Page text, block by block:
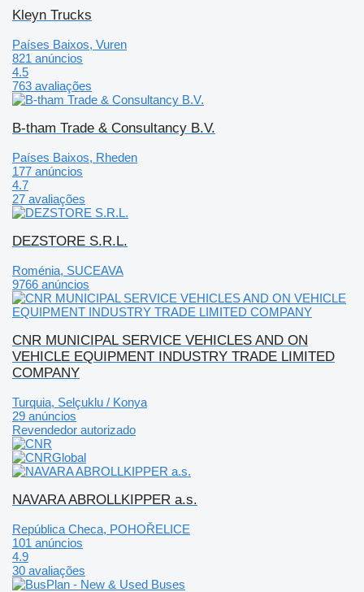
Kleyn Trucks
Países Baixos, Vuren
821 anúncios
4.5
763 avaliações
B-tham Trade & Consultancy B.V.
Países Baixos, Rheden
177 anúncios
4.7
27 avaliações
DEZSTORE S.R.L.
Roménia, SUCEAVA
9766 anúncios
CNR MUNICIPAL SERVICE VEHICLES AND ON
VEHICLE EQUIPMENT INDUSTRY TRADE LIMITED
COMPANY
Turquia, Selçuklu / Konya
29 anúncios
Revendedor autorizado
NAVARA ABROLLKIPPER a.s.
República Checa, POHOŘELICE
101 anúncios
4.9
30 avaliações